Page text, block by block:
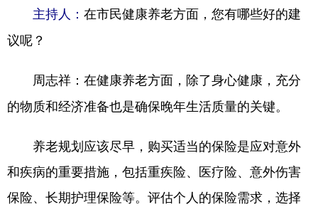
主持人： 在市民健康养老方面，您有哪些好的建
议呢？
周志祥： 在健康养老方面，除了身心健康，充分
的物质和经济准备也是确保晚年生活质量的关键。
养老规划应该尽早，购买适当的保险是应对意外
和疾病的重要措施，包括重疾险、医疗险、意外伤害
保险、长期护理保险等。评估个人的保险需求，选择